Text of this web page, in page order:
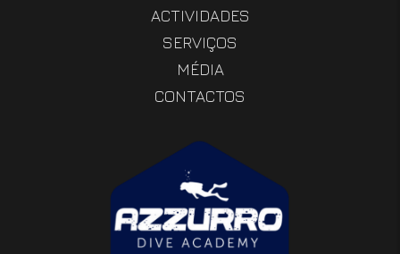
ACTIVIDADES
SERVIÇOS
MÉDIA
CONTACTOS